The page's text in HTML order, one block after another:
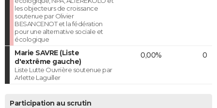
les objecteurs de croissance
soutenue par Olivier
BESANCENOT et la fédération
pour une alternative sociale et
écologique
Marie SAVRE (Liste
d'extrême gauche)
Liste Lutte Ouvrière soutenue par
Arlette Laguiller
0,00% 0
Participation au scrutin